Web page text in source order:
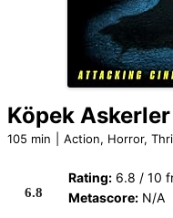
Köpek Askerler
105 min Action, Horror,
6.8
Rating: 6.8 / 10
Metascore: N/A